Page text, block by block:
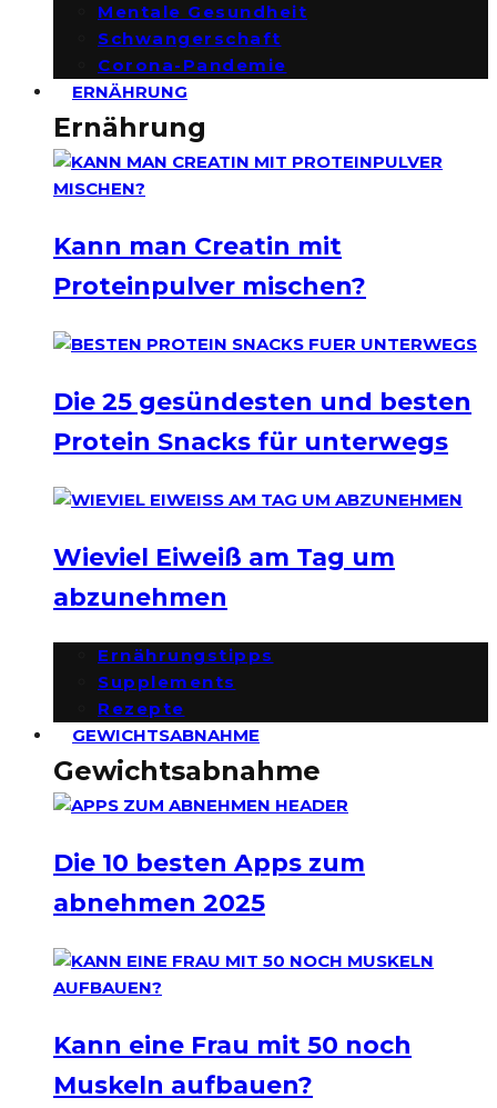
Mentale Gesundheit
Schwangerschaft
Corona-Pandemie
ERNÄHRUNG
Ernährung
Kann man Creatin mit
Proteinpulver mischen?
Die 25 gesündesten und besten
Protein Snacks für unterwegs
Wieviel Eiweiß am Tag um
abzunehmen
Ernährungstipps
Supplements
Rezepte
GEWICHTSABNAHME
Gewichtsabnahme
Die 10 besten Apps zum
abnehmen 2025
Kann eine Frau mit 50 noch
Muskeln aufbauen?